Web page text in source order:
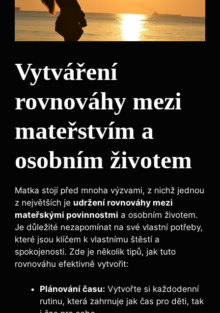
Vytváření
rovnováhy mezi
mateřstvím a
osobním životem
Matka stojí před mnoha výzvami, z nichž jednou
z největších je udržení rovnováhy mezi
mateřskými povinnostmi a osobním životem.
Je důležité nezapomínat na své vlastní potřeby,
které jsou klíčem k vlastnímu štěstí a
spokojenosti. Zde je několik tipů, jak tuto
rovnováhu efektivně vytvořit:
Plánování času: Vytvořte si každodenní
rutinu, která zahrnuje jak čas pro děti, tak